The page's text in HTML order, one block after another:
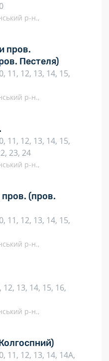
р-н.,
пров.
Пестеля)
11, 12, 13, 14, 15,
р-н.,
11, 12, 13, 14, 15,
23, 24
р-н.,
пров. (пров.
11, 12, 13, 14, 15,
р-н.,
12, 13, 14, 15, 16,
р-н.,
11, 12, 13, 14, 14А,